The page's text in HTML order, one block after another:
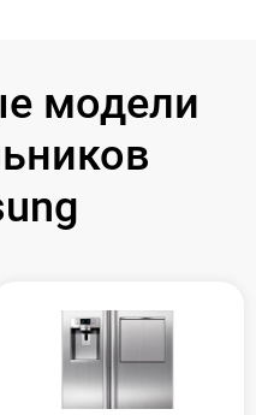
модели